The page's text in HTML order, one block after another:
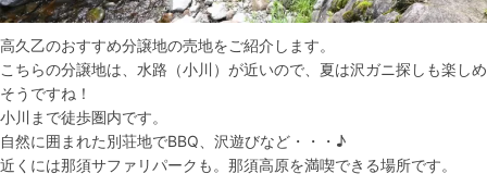
高久乙のおすすめ分譲地の売地をご紹介します。
こちらの分譲地は、水路（小川）が近いので、夏は沢ガニ探しも楽しめ
そうですね！
小川まで徒歩圏内です。
自然に囲まれた別荘地でBBQ、沢遊びなど・・・♪
近くには那須サファリパークも。那須高原を満喫できる場所です。